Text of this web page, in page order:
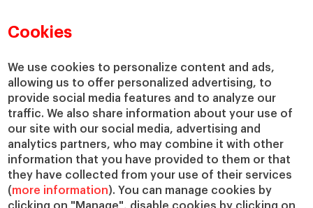
Cookies
We use cookies to personalize content and ads,
allowing us to offer personalized advertising, to
provide social media features and to analyze our
traffic. We also share information about your use of
our site with our social media, advertising and
analytics partners, who may combine it with other
information that you have provided to them or that
they have collected from your use of their services
(more information). You can manage cookies by
Departamentos académicos
Cátedras
IESE Insight
IESE Publishing
Nuestro impacto
Colabora con el IESE
Servicios
Biblioteca
Canal de Compliance
Capellanía
IESE Shop